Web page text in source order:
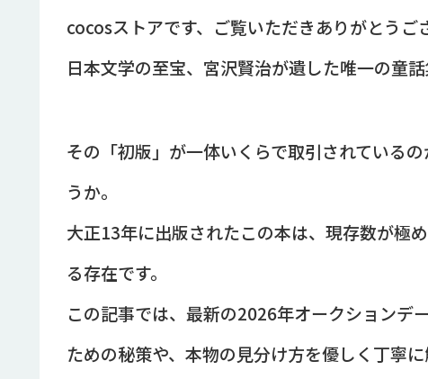
cocosストアです、ご覧いただきありがとうご
日本文学の至宝、宮沢賢治が遺した唯一の童
その「初版」が一体いくらで取引されている
うか。
大正13年に出版されたこの本は、現存数が極
る存在です。
この記事では、最新の2026年オークションデ
ための秘策や、本物の見分け方を優しく丁寧に